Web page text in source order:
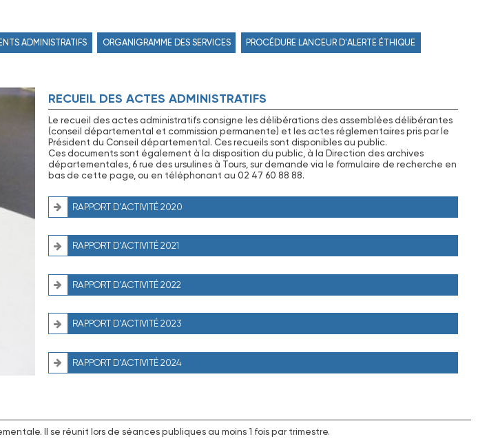
ADMINISTRATIFS ORGANIGRAMME DES SERVICES PROCÉDURE LANCEUR D'ALERTE ÉTHIQUE
RECUEIL DES ACTES ADMINISTRATIFS
Le recueil des actes administratifs consigne les délibérations des assemblées délibérantes
(conseil départemental et commission permanente) et les actes réglementaires pris par le
Président du Conseil départemental. Ces recueils sont disponibles au public.
Ces documents sont également à la disposition du public, à la Direction des archives
départementales, 6 rue des ursulines à Tours, sur demande via le formulaire de recherche en
bas de cette page, ou en téléphonant au 02 47 60 88 88.
RAPPORT D'ACTIVITÉ 2020
RAPPORT D'ACTIVITÉ 2021
RAPPORT D'ACTIVITÉ 2022
RAPPORT D'ACTIVITÉ 2023
RAPPORT D'ACTIVITÉ 2024
Il se réunit lors de séances publiques au moins 1 fois par trimestre.